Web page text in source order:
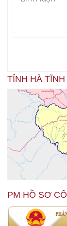
TỈNH HÀ TĨNH
PM HỒ SƠ